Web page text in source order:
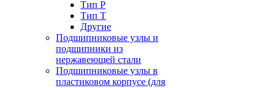
Тип P
Тип T
Другие
Подшипниковые узлы и
подшипники из
нержавеющей стали
Подшипниковые узлы в
пластиковом корпусе (для